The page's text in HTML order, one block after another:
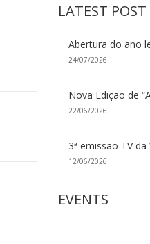
LATEST POST
Abertura do ano
24/07/2026
Nova Edição de
22/06/2026
3ª emissão TV
12/06/2026
EVENTS